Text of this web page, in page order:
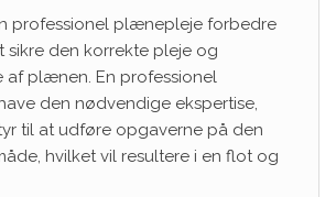
professionel plænepleje forbedre
sikre den korrekte pleje og
af plænen. En professionel
den nødvendige ekspertise,
til at udføre opgaverne på den
hvilket vil resultere i en flot og